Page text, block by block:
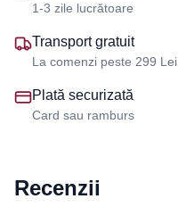
1-3 zile lucrătoare
Transport gratuit
La comenzi peste 299 Lei
Plată securizată
Card sau ramburs
Recenzii